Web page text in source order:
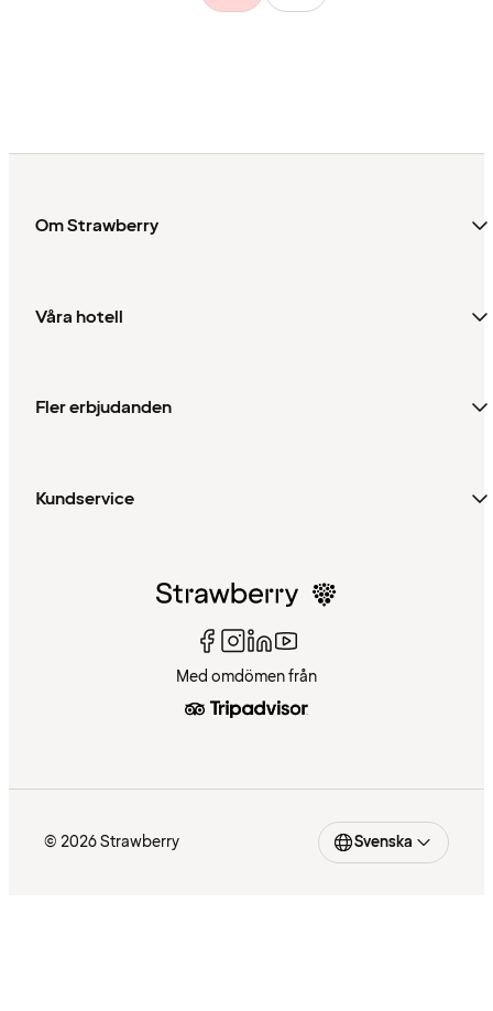
Om Strawberry
Våra hotell
Fler erbjudanden
Kundservice
Med omdömen från
© 2026 Strawberry Svenska